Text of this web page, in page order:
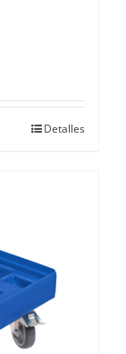
Detalles